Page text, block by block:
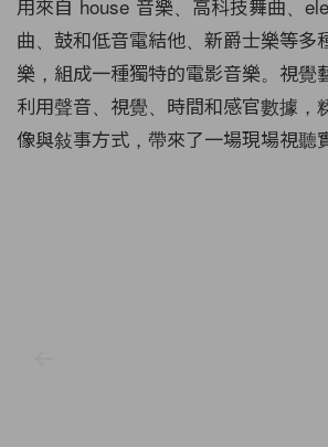
用來自 house 音樂、高科技舞曲、
曲、鼓和低音電結他、新爵士樂等多
樂，組成一種獨特的電影音樂。視覺
利用聲音、視覺、時間和感官數據，
像與敍事方式，帶來了一場現場視聽